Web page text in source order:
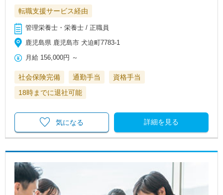
転職支援サービス経由
管理栄養士・栄養士 / 正職員
鹿児島県 鹿児島市 犬迫町7783-1
月給 156,000円 ～
社会保険完備 通勤手当
資格手当
18時までに退社可能
詳細を見る
気になる